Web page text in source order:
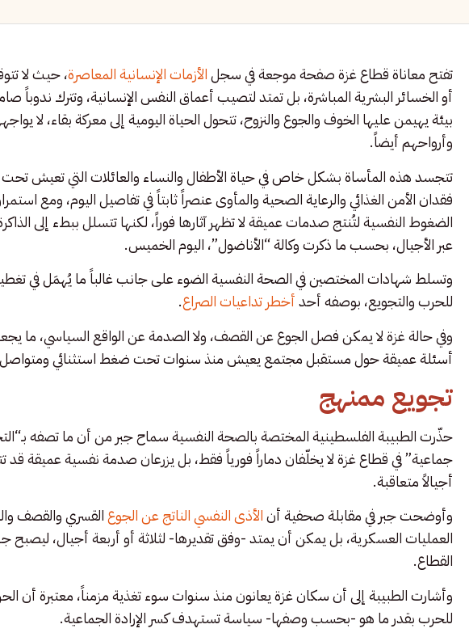
تفتح معاناة قطاع غزة صفحة موجعة في سجلالأزمات الإنسانية المعاصرة، حيث لا
أو الخسائر البشرية المباشرة، بل تمتد لتصيب أعماق النفس الإنسانية، وتترك ندوباً
بيئة يهيمن عليها الخوف والجوع والنزوح، تتحول الحياة اليومية إلى معركة بقاء، لا
وأرواحهم أيضاً.
تتجسد هذه المأساة بشكل خاص في حياة الأطفال والنساء والعائلات التي تعيش
فقدان الأمن الغذائي والرعاية الصحية والمأوى عنصراً ثابتاً في تفاصيل اليوم، ومع
الضغوط النفسية لتُنتج صدمات عميقة لا تظهر آثارها فوراً، لكنها تتسلل ببطء إلى
عبر الأجيال، بحسب ما ذكرت وكالة “الأناضول”، اليوم الخميس.
وتسلط شهادات المختصين في الصحة النفسية الضوء على جانب غالباً ما يُهمَل في تغطية
للحرب والتجويع، بوصفه أحدأخطر تداعيات الصراع.
وفي حالة غزة لا يمكن فصل الجوع عن القصف، ولا الصدمة عن الواقع السياسي، ما يجعل
أسئلة عميقة حول مستقبل مجتمع يعيش منذ سنوات تحت ضغط استثنائي
تجويع ممنهج
حذّرت الطبيبة الفلسطينية المختصة بالصحة النفسية سماح جبر من أن ما تصفه
جماعية” في قطاع غزة لا يخلّفان دماراً فورياً فقط، بل يزرعان صدمة نفسية عميقة قد
أجيالاً متعاقبة.
وأوضحت جبر في مقابلة صحفية أنالأذى النفسي الناتج عن الجوعالقسري والقصف
العمليات العسكرية، بل يمكن أن يمتد -وفق تقديرها- لثلاثة أو أربعة أجيال، ليصبح
القطاع.
وأشارت الطبيبة إلى أن سكان غزة يعانون منذ سنوات سوء تغذية مزمناً، معتبرة أن
للحرب بقدر ما هو -بحسب وصفها- سياسة تستهدف كسر الإرادة الجماعية.